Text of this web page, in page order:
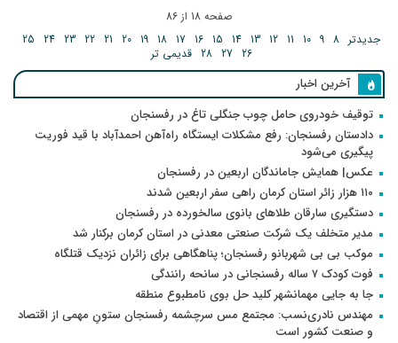
صفحه 18 از 86
جدیدتر 8
9
10
11
12
13
14
15
16
17
18
19
20
21
22
23
24
25
26
27
28 قدیمی تر
آخرین اخبار
توقیف خودروی حامل چوب جنگلی تاغ در رفسنجان
دادستان رفسنجان: رفع مشکلات ایستگاه راه‌آهن احمدآباد با قید فوریت
پیگیری می‌شود
عکس| همایش جاماندگان اربعین در رفسنجان
۱۱۰ هزار زائر استان کرمان راهی سفر اربعین شدند
دستگیری سارقان طلاهای بانوی سالخورده در رفسنجان
مدیر متخلف یک شرکت صنعتی معدنی در استان کرمان برکنار شد
موکب بی بی شهربانو رفسنجان؛ پناهگاهی برای زائران نزدیک قتلگاه
فوت کودک ۷ ساله رفسنجانی در سانحه رانندگی
جا به جایی مهمانشهر کلید حل بوی نامطبوع منطقه
مهندس نادری‌نسب: مجتمع مس سرچشمه رفسنجان ستونِ مهمی از اقتصاد
و صنعت کشور است